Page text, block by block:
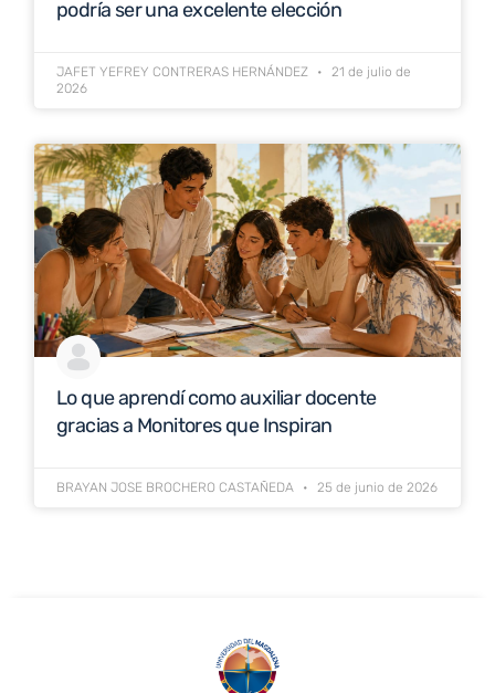
podría ser una excelente elección
JAFET YEFREY CONTRERAS HERNÁNDEZ
21 de julio de
2026
Lo que aprendí como auxiliar docente
gracias a Monitores que Inspiran
BRAYAN JOSE BROCHERO CASTAÑEDA 25 de junio de 2026